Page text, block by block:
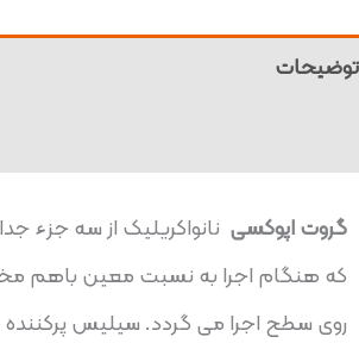
توضیحات
گروت اپوکسی نانواکریلیک از سه جزء
که هنگام اجرا به نسبت معین باهم
روی سطح اجرا می گردد. سیلیس پرکننده